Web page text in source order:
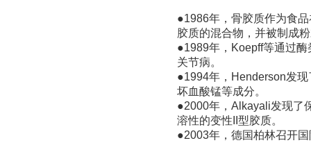
●1986年，骨胶质作为食
胶质的混合物，并被制成
●1989年，Koepff等通过
关节病。
●1994年，Henderson发
坏血酸锰等成分。
●2000年，Alkayali发现了
溶性的变性II型胶质。
●2003年，德国柏林召开